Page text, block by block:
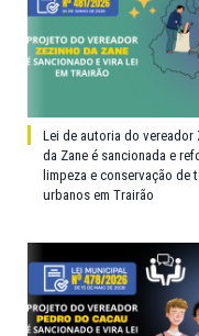
Lei de autoria do vereador
da Zane é sancionada e
limpeza e conservação de
urbanos em Trairão